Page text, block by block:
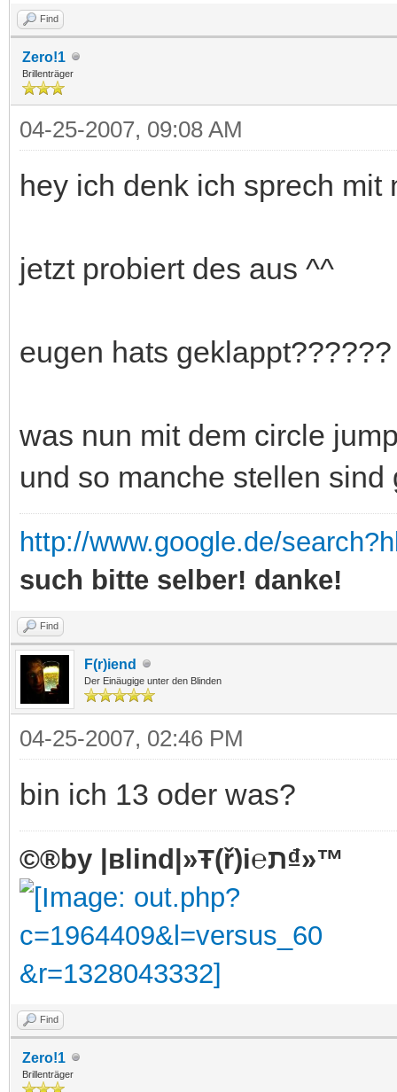
Find
Zero!1
Brillenträger
04-25-2007, 09:08 AM
hey ich denk ich sprech mit
jetzt probiert des aus ^^
eugen hats geklappt??????
was nun mit dem circle
und so manche stellen
http://www.google.de/
such bitte selber! danke!
Find
F(r)iend
Der Einäugige unter den Blinden
04-25-2007, 02:46 PM
bin ich 13 oder was?
©®by |вlind|»Ŧ(ř)i℮ת₫»™
Find
Zero!1
Brillenträger